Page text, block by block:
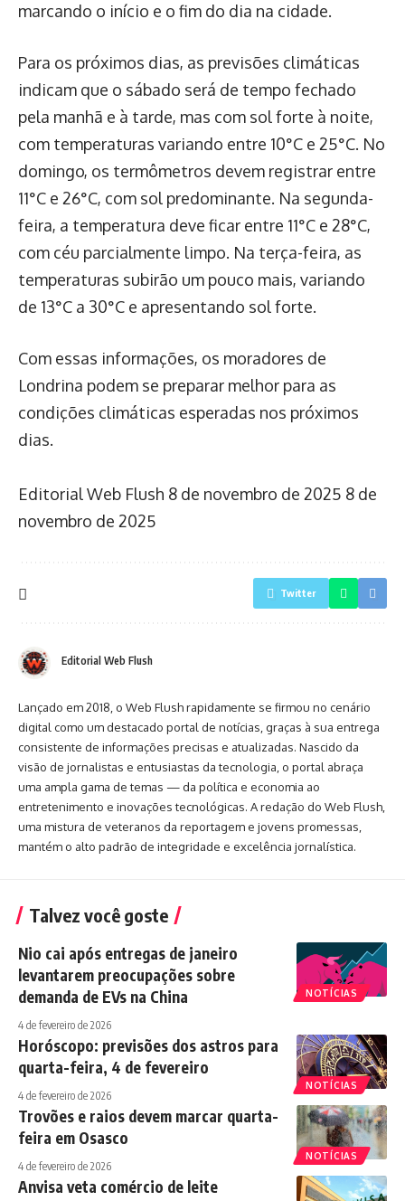
marcando o início e o fim do dia na cidade.
Para os próximos dias, as previsões climáticas
indicam que o sábado será de tempo fechado
pela manhã e à tarde, mas com sol forte à noite,
com temperaturas variando entre 10°C e 25°C. No
domingo, os termômetros devem registrar entre
11°C e 26°C, com sol predominante. Na segunda-
feira, a temperatura deve ficar entre 11°C e 28°C,
com céu parcialmente limpo. Na terça-feira, as
temperaturas subirão um pouco mais, variando
de 13°C a 30°C e apresentando sol forte.
Com essas informações, os moradores de
Londrina podem se preparar melhor para as
condições climáticas esperadas nos próximos
dias.
Editorial Web Flush 8 de novembro de 2025 8 de
novembro de 2025
Twitter
Editorial Web Flush
Lançado em 2018, o Web Flush rapidamente se firmou no cenário
digital como um destacado portal de notícias, graças à sua entrega
consistente de informações precisas e atualizadas. Nascido da
visão de jornalistas e entusiastas da tecnologia, o portal abraça
uma ampla gama de temas — da política e economia ao
entretenimento e inovações tecnológicas. A redação do Web Flush,
uma mistura de veteranos da reportagem e jovens promessas,
mantém o alto padrão de integridade e excelência jornalística.
Talvez você goste
NOTÍCIAS
Nio cai após entregas de janeiro
levantarem preocupações sobre
demanda de EVs na China
4 de fevereiro de 2026
NOTÍCIAS
Horóscopo: previsões dos astros para
quarta-feira, 4 de fevereiro
4 de fevereiro de 2026
NOTÍCIAS
Trovões e raios devem marcar quarta-
feira em Osasco
4 de fevereiro de 2026
Anvisa veta comércio de leite